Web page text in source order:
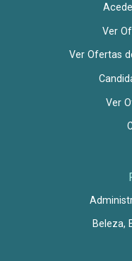
Ver
Ver Ofertas
Ver
Beleza,